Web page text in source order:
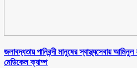
জলাবদ্ধতায় পানিবন্দী মানুষের স্বাস্থ্যসেবায়
মেডিকেল ক্যাম্প